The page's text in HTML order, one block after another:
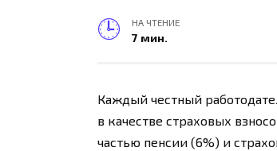
НА ЧТЕНИЕ
7 мин.
Каждый честный
в качестве страховых
частью пенсии (6%) и